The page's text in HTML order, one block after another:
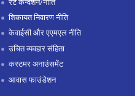
शिकायत निवारण नीति
केवाईसी और एएमएल नीति
उचित व्यवहार संहिता
कस्टमर अनाउंसमेंट
आवास फाउंडेशन